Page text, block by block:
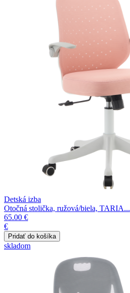
Detská izba
Otočná stolička, ružová/biela, TARIA...
65.00 €
€
skladom